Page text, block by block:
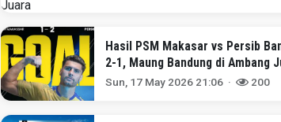
Hasil PSM Makasar vs Persib
2-1, Maung Bandung di Ambang
Sun, 17 May 2026 21:06 · 200